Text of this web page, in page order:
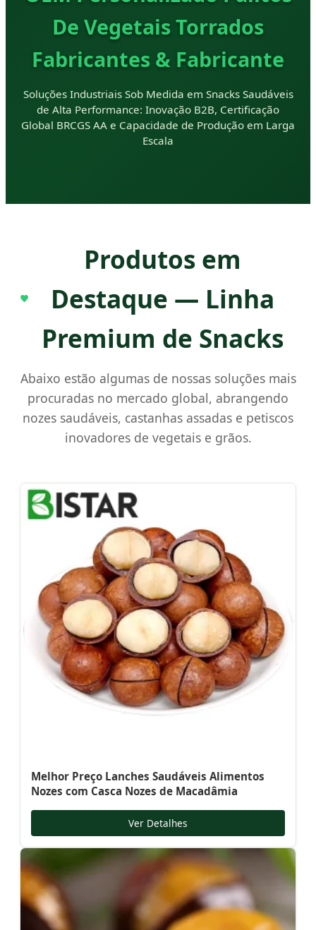
De Vegetais Torrados
Fabricantes & Fabricante
Soluções Industriais Sob Medida em Snacks Saudáveis
de Alta Performance: Inovação B2B, Certificação
Global BRCGS AA e Capacidade de Produção em Larga
Escala
Produtos em
Destaque — Linha
Premium de Snacks
Abaixo estão algumas de nossas soluções mais
procuradas no mercado global, abrangendo
nozes saudáveis, castanhas assadas e petiscos
inovadores de vegetais e grãos.
Melhor Preço Lanches Saudáveis Alimentos
Nozes com Casca Nozes de Macadâmia
Ver Detalhes